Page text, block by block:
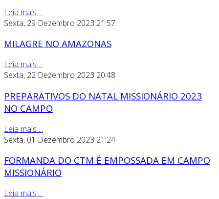
Leia mais ...
Sexta, 29 Dezembro 2023 21:57
MILAGRE NO AMAZONAS
Leia mais ...
Sexta, 22 Dezembro 2023 20:48
PREPARATIVOS DO NATAL MISSIONÁRIO 2023
NO CAMPO
Leia mais ...
Sexta, 01 Dezembro 2023 21:24
FORMANDA DO CTM É EMPOSSADA EM CAMPO
MISSIONÁRIO
Leia mais ...